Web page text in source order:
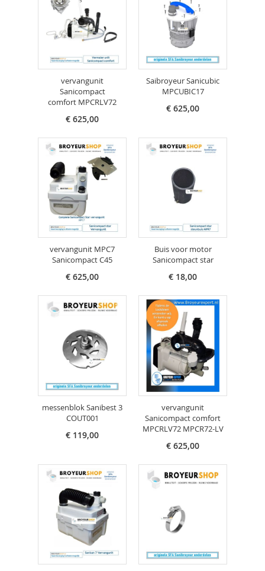
vervangunit
Sanicompact
comfort MPCRLV72
€ 625,00
Saibroyeur Sanicubic
MPCUBIC17
€ 625,00
vervangunit MPC7
Sanicompact C45
€ 625,00
Buis voor motor
Sanicompact star
€ 18,00
messenblok Sanibest 3
COUT001
€ 119,00
vervangunit
Sanicompact comfort
MPCRLV72 MPCR72-LV
€ 625,00